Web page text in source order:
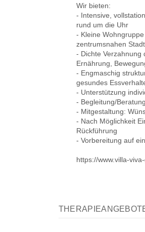
Wir bieten:
- Intensive,
rund um die Uhr
- Kleine
zentrumsnahen
- Dichte Verzahnung
Ernährung,
- Engmaschig
gesundes
- Unterstützung
- Begleitung/
- Mitgestaltung:
- Nach Möglichkeit
Rückführung
- Vorbereitung auf
https://www.villa-